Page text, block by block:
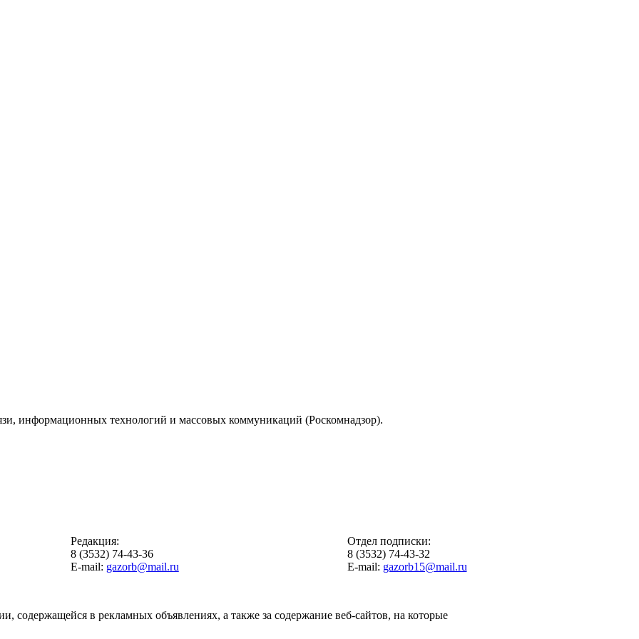
информационных технологий и массовых коммуникаций (Роскомнадзор).
Редакция:
8 (3532) 74-43-36
E-mail: gazorb@mail.ru
Отдел подписки:
8 (3532) 74-43-32
E-mail: gazorb15@mail.ru
содержащейся в рекламных объявлениях, а также за содержание веб-сайтов, на которые